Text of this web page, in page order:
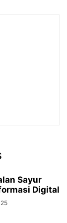
Sayur
Digital